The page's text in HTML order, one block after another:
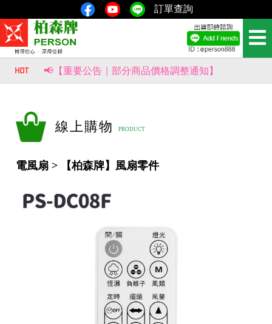
訂單查詢
📢【網站暫停服務通知】
📢【重要公告｜部分商品價格調整通知】
線上購物
電風扇 > 【柏森牌】風扇零件